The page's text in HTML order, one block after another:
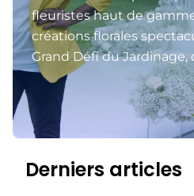
fleuristes haut de
créations florales
Grand Défi du Jardinage,
Derniers articles